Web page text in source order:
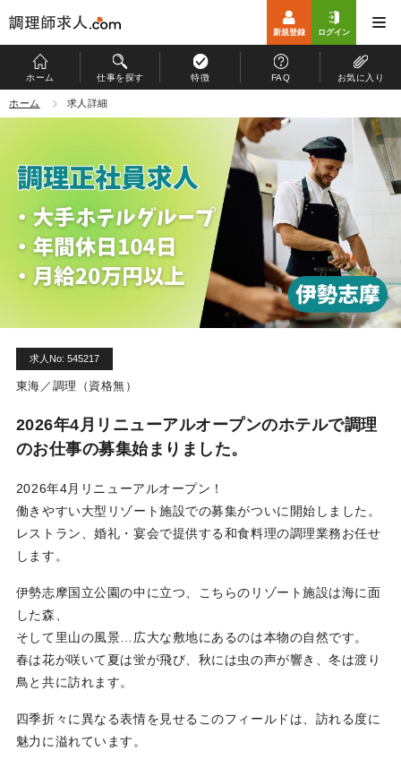
ホーム 仕事を探す 特徴 FAQ お気に入り
新規登録 ログイン
ホーム
特徴
お仕事開始までの流れ
よくある質問
個人情報保護方針
利用規約
お問い合わせ
ログイン 新規無料登録
ホーム 求人詳細
求人No: 545217
東海／調理（資格無）
2026年4月リニューアルオープンのホテルで調理
のお仕事の募集始まりました。
2026年4月リニューアルオープン！
働きやすい大型リゾート施設での募集がついに開始しました。
レストラン、婚礼・宴会で提供する和食料理の調理業務お任せ
します。
伊勢志摩国立公園の中に立つ、こちらのリゾート施設は海に面
した森、
そして里山の風景…広大な敷地にあるのは本物の自然です。
春は花が咲いて夏は蛍が飛び、秋には虫の声が響き、冬は渡り
鳥と共に訪れます。
四季折々に異なる表情を見せるこのフィールドは、訪れる度に
魅力に溢れています。